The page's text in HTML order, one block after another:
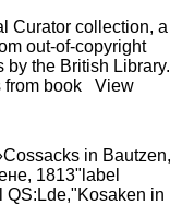
Curator collection, a
out-of-copyright
by the British Library.
from book View